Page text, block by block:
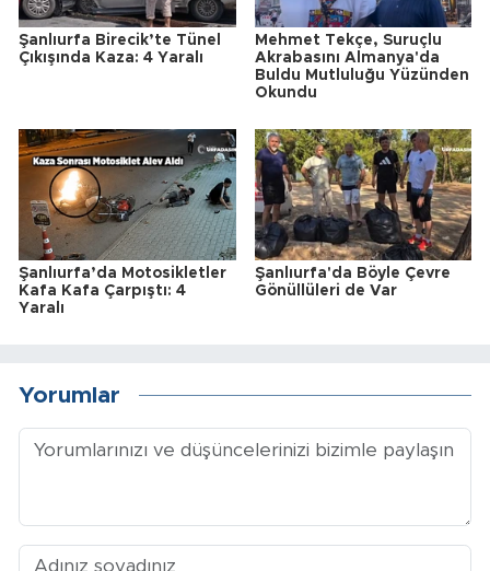
Şanlıurfa Birecik’te Tünel
Çıkışında Kaza: 4 Yaralı
Mehmet Tekçe, Suruçlu
Akrabasını Almanya'da
Buldu Mutluluğu Yüzünden
Okundu
Şanlıurfa’da Motosikletler
Kafa Kafa Çarpıştı: 4
Yaralı
Şanlıurfa'da Böyle Çevre
Gönüllüleri de Var
Yorumlar